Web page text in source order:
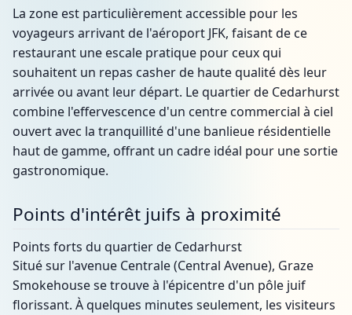
La zone est particulièrement accessible pour les
voyageurs arrivant de l'aéroport JFK, faisant de ce
restaurant une escale pratique pour ceux qui
souhaitent un repas casher de haute qualité dès leur
arrivée ou avant leur départ. Le quartier de Cedarhurst
combine l'effervescence d'un centre commercial à ciel
ouvert avec la tranquillité d'une banlieue résidentielle
haut de gamme, offrant un cadre idéal pour une sortie
gastronomique.
Points d'intérêt juifs à proximité
Points forts du quartier de Cedarhurst
Situé sur l'avenue Centrale (Central Avenue), Graze
Smokehouse se trouve à l'épicentre d'un pôle juif
florissant. À quelques minutes seulement, les visiteurs